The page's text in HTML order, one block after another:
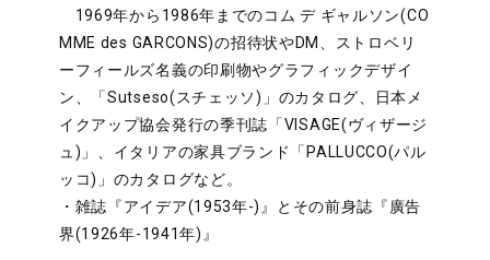
1969年から1986年までのコム デ ギャルソン(CO
MME des GARCONS)の招待状やDM、ストロベリ
ーフィールズ名義の印刷物やグラフィックデザイ
ン、「Sutseso(スチェッソ)」のカタログ、日本メ
イクアップ協会発行の季刊誌「VISAGE(ヴィザージ
ュ)」、イタリアの家具ブランド「PALLUCCO(パル
ッコ)」のカタログなど。
・雑誌『アイデア(1953年-)』とその前身誌『廣告
界(1926年-1941年)』